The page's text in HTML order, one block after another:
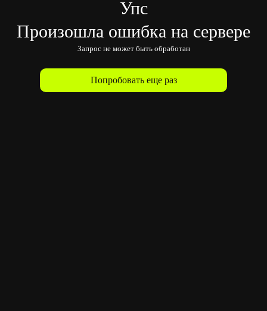
Упс
Произошла ошибка на сервере
Запрос не может быть обработан
Попробовать еще раз